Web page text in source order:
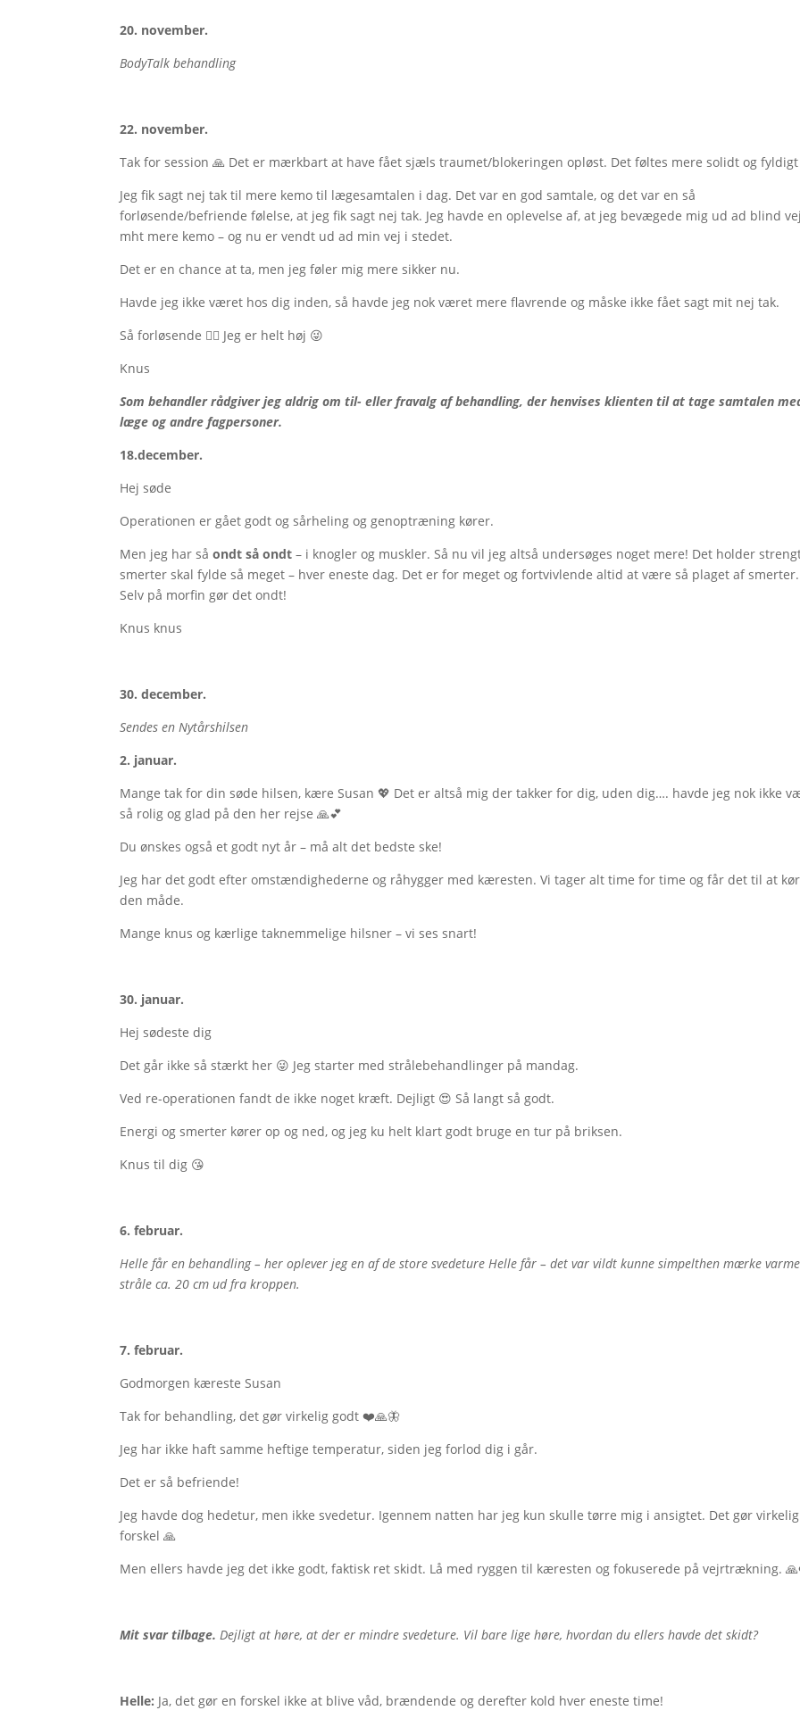
20. november.
BodyTalk behandling
22. november.
Tak for session 🙏 Det er mærkbart at have fået sjæls traumet/blokeringen opløst. Det føltes mere solidt og
Jeg fik sagt nej tak til mere kemo til lægesamtalen i dag. Det var en god samtale, og det var en så
forløsende/befriende følelse, at jeg fik sagt nej tak. Jeg havde en oplevelse af, at jeg bevægede mig ud ad blind
mht mere kemo – og nu er vendt ud ad min vej i stedet.
Det er en chance at ta, men jeg føler mig mere sikker nu.
Havde jeg ikke været hos dig inden, så havde jeg nok været mere flavrende og måske ikke fået sagt mit nej tak.
Så forløsende 🤸‍♀️ Jeg er helt høj 😜
Knus
Som behandler rådgiver jeg aldrig om til- eller fravalg af behandling, der henvises klienten til at tage samtalen
læge og andre fagpersoner.
18.december.
Hej søde
Operationen er gået godt og sårheling og genoptræning kører.
Men jeg har såondt så ondt – i knogler og muskler. Så nu vil jeg altså undersøges noget mere! Det holder
smerter skal fylde så meget – hver eneste dag. Det er for meget og fortvivlende altid at være så plaget af smerter.
Selv på morfin gør det ondt!
Knus knus
30. december.
Sendes en Nytårshilsen
2. januar.
Mange tak for din søde hilsen, kære Susan 💖 Det er altså mig der takker for dig, uden dig…. havde jeg nok ikke
så rolig og glad på den her rejse 🙏💕
Du ønskes også et godt nyt år – må alt det bedste ske!
Jeg har det godt efter omstændighederne og råhygger med kæresten. Vi tager alt time for time og får det til at
den måde.
Mange knus og kærlige taknemmelige hilsner – vi ses snart!
30. januar.
Hej sødeste dig
Det går ikke så stærkt her 😜 Jeg starter med strålebehandlinger på mandag.
Ved re-operationen fandt de ikke noget kræft. Dejligt 😍 Så langt så godt.
Energi og smerter kører op og ned, og jeg ku helt klart godt bruge en tur på briksen.
Knus til dig 😘
6. februar.
Helle får en behandling – her oplever jeg en af de store svedeture Helle får – det var vildt kunne simpelthen mærke varme
stråle ca. 20 cm ud fra kroppen.
7. februar.
Godmorgen kæreste Susan
Tak for behandling, det gør virkelig godt ❤️🙏🦋
Jeg har ikke haft samme heftige temperatur, siden jeg forlod dig i går.
Det er så befriende!
Jeg havde dog hedetur, men ikke svedetur. Igennem natten har jeg kun skulle tørre mig i ansigtet. Det gør
forskel 🙏
Men ellers havde jeg det ikke godt, faktisk ret skidt. Lå med ryggen til kæresten og fokuserede på vejrtrækning.
Mit svar tilbage.Dejligt at høre, at der er mindre svedeture. Vil bare lige høre, hvordan du ellers havde det skidt?
Helle: Ja, det gør en forskel ikke at blive våd, brændende og derefter kold hver eneste time!